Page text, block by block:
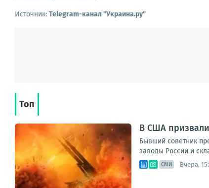
Источник: Telegram-канал "Украина.ру"
Топ
В США
Бывший советник
заводы России и
СМИ Вчера,